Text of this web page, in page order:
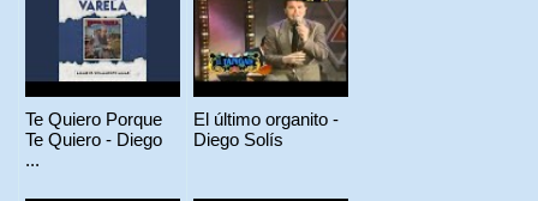
Te Quiero Porque
Te Quiero - Diego
...
El último organito -
Diego Solís